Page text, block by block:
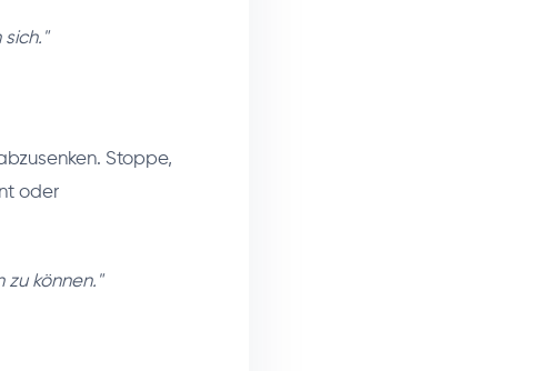
Stoppe,
oder
können."